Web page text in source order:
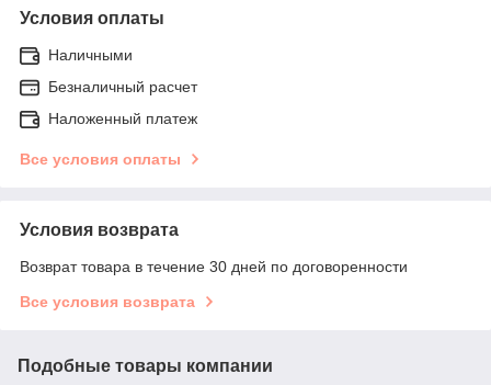
Условия оплаты
Наличными
Безналичный расчет
Наложенный платеж
Все условия оплаты
Условия возврата
Возврат товара в течение 30 дней по договоренности
Все условия возврата
Подобные товары компании